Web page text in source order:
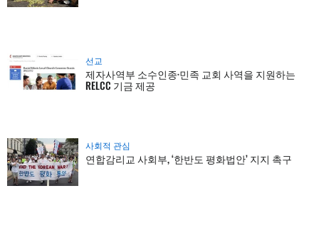
선교
제자사역부 소수인종·민족 교회 사역을 지원하는
RELCC 기금 제공
사회적 관심
연합감리교 사회부, ‘한반도 평화법안’ 지지 촉구